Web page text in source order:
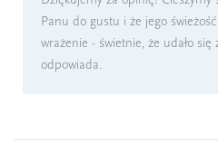
Panu do gustu i że jego
wrażenie - świetnie, że udało
odpowiada.